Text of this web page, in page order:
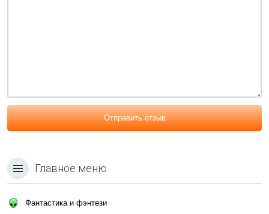
Отправить отзыв
Главное меню
Фантастика и фэнтези